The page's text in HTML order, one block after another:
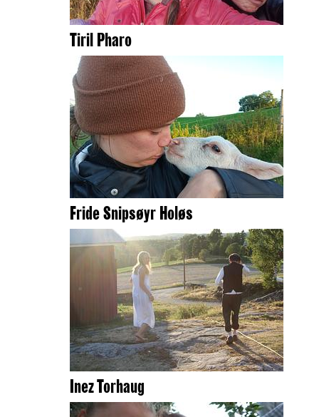
Tiril Pharo
Fride Snipsøyr Holøs
Inez Torhaug